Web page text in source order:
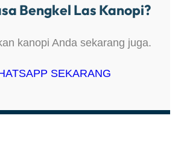
Bengkel Las Kanopi?
kanopi Anda sekarang juga.
SEKARANG